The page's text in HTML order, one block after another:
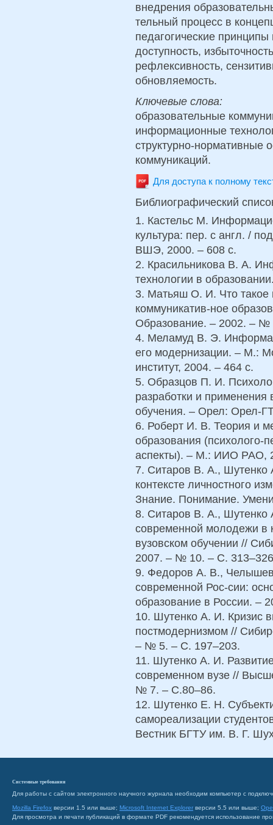
внедрения
тельный процесс в
педагогические
доступность,
рефлексивность,
обновляемость.
Ключевые слова:
образовательные
информационные
структурно-нормативные
коммуникаций.
Для доступа к полному
Библиографический
1. Кастельс М.
культура: пер. с англ. /
ВШЭ, 2000. – 608 с.
2. Красильникова В. А.
технологии в
3. Матьяш О. И. Что такое
коммуникатив-ное
Образование. – 2002. – №
4. Меламуд В. Э.
его модернизации. – М.:
институт, 2004. – 464 с.
5. Образцов П. И.
разработки и
обучения. – Орел: Орел-
6. Роберт И. В. Теория и
образования (психолого-
аспекты). – М.: ИИО РАО,
7. Ситаров В. А.,
контексте личностного
Знание. Понимание.
8. Ситаров В. А.,
современной молодежи в
вузовском обучении //
2007. – № 10. – С.
9. Федоров А. В.,
современной Рос-сии:
образование в России. –
10. Шутенко А. И. Кризис
постмодернизмом //
– № 5. – С. 197–203.
11. Шутенко А. И.
современном вузе //
№ 7. – С.80–86.
12. Шутенко Е. Н.
самореализации
Вестник БГТУ им. В. Г.
Системные требования
Для работы с сайтом электронного научного журнала необходим компьютер с
Mozilla Firefox версии 1.5 или выше; Microsoft Internet Explorer версии 5.5 или выше;
Для просмотра и печати публикаций в формате PDF рекомендуется использование